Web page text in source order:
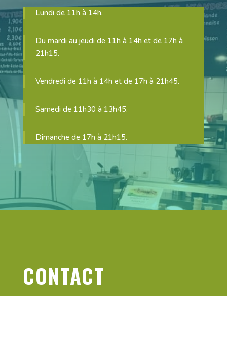
Lundi de 11h à 14h.
Du mardi au jeudi de 11h à 14h et de 17h à
21h15.
Vendredi de 11h à 14h et de 17h à 21h45.
Samedi de 11h30 à 13h45.
Dimanche de 17h à 21h15.
CONTACT